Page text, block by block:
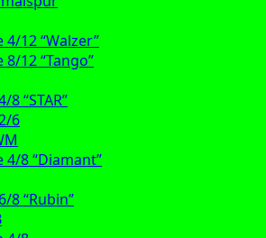
4/12 “Walzer”
8/12 “Tango”
8 “STAR”
6
4/8 “Diamant”
8 “Rubin”